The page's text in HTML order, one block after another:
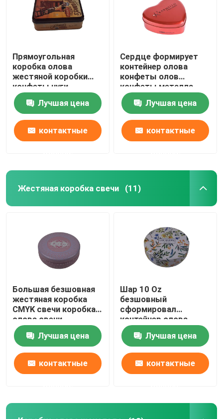
Домой
Видеозаписи
Экскурсия по заводу
Контроль качества
Свяжитесь с нами
Запросите цитату
Прямоугольная
коробка олова
жестяной коробки
конфеты нуги
карамельки
упаковывая с
прикрепленной на
петлях крышкой
Лучшая цена
контактные
Сердце формирует
контейнер олова
конфеты олов
конфеты металла
офсетной печати с
крышкойЛучшая цена
контактные
Жестяная коробка свечи (11)
Большая безшовная
жестяная коробка
CMYK свечи коробка
олова свечи
офсетной печати
декоративная
Лучшая цена
контактные
Шар 10 Oz
безшовный
сформировал
контейнер олова
свечи с крышкой
Лучшая цена
контактные